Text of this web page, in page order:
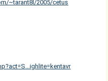
~tarant8l/2005/cetus